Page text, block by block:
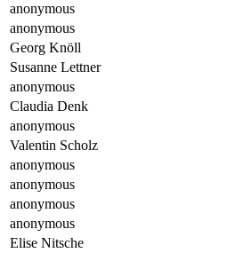
anonymous
anonymous
Georg Knöll
Susanne Lettner
anonymous
Claudia Denk
anonymous
Valentin Scholz
anonymous
anonymous
anonymous
anonymous
Elise Nitsche